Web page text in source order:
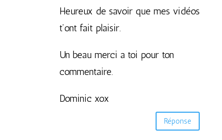
Heureux de savoir que mes vidéos
t’ont fait plaisir.
Un beau merci a toi pour ton
commentaire.
Dominic xox
Réponse